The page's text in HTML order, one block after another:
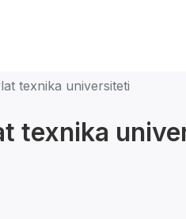
texnika universiteti
texnika